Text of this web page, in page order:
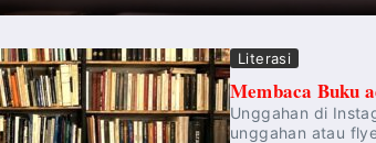
Literasi
Membaca Buku
Unggahan di
unggahan atau